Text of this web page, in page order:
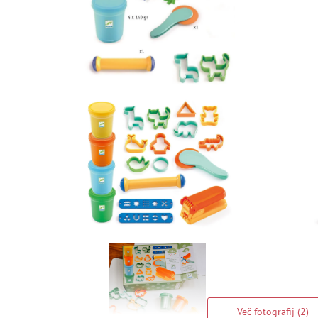
Več fotografij (2)